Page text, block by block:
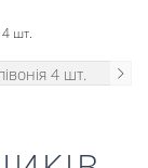
4 шт.